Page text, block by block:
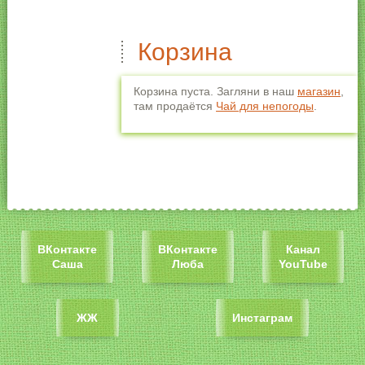
Корзина
Корзина пуста. Загляни в наш магазин
там продаётся Чай для непогоды
ВКонтакте
Саша
ВКонтакте
Люба
Канал
YouTube
ЖЖ Инстаграм